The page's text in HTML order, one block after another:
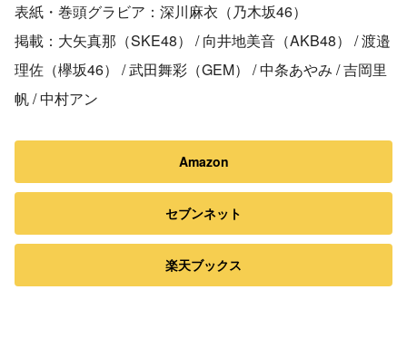
表紙・巻頭グラビア：深川麻衣（乃木坂46）
掲載：大矢真那（SKE48） / 向井地美音（AKB48） / 渡邉
理佐（欅坂46） / 武田舞彩（GEM） / 中条あやみ / 吉岡里
帆 / 中村アン
Amazon
セブンネット
楽天ブックス